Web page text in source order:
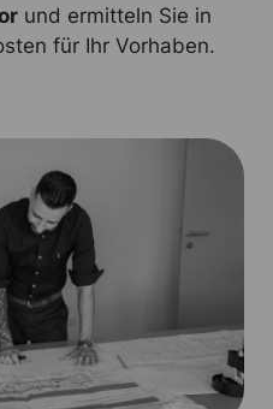
und ermitteln Sie in
für Ihr Vorhaben.